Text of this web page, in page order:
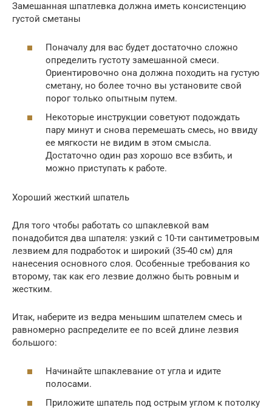
Замешанная шпатлевка должна иметь консистенцию
густой сметаны
Поначалу для вас будет достаточно сложно
определить густоту замешанной смеси.
Ориентировочно она должна походить на густую
сметану, но более точно вы установите свой
порог только опытным путем.
Некоторые инструкции советуют подождать
пару минут и снова перемешать смесь, но ввиду
ее мягкости не видим в этом смысла.
Достаточно один раз хорошо все взбить, и
можно приступать к работе.
Хороший жесткий шпатель
Для того чтобы работать со шпаклевкой вам
понадобится два шпателя: узкий с 10-ти сантиметровым
лезвием для подработок и широкий (35-40 см) для
нанесения основного слоя. Особенные требования ко
второму, так как его лезвие должно быть ровным и
жестким.
Итак, наберите из ведра меньшим шпателем смесь и
равномерно распределите ее по всей длине лезвия
большого:
Начинайте шпаклевание от угла и идите
полосами.
Приложите шпатель под острым углом к потолку